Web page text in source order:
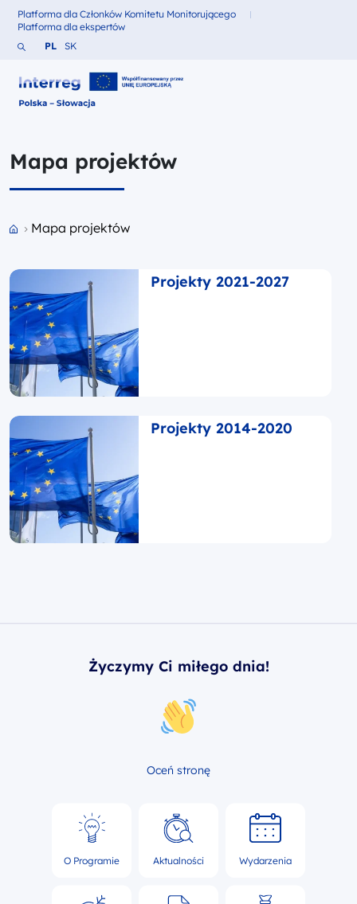
Fundusze dla
Platforma dla Członków Komitetu Monitorującego
Fundusze dla
Platforma dla ekspertów
Szukaj w serwisie
Zmień język na Polski
PL Zmień język na Słowacki
SK
Mapa projektów
Przejdź do strony głównej portalu
Mapa projektów
Projekty 2021-2027
Projekty 2014-2020
Życzymy Ci miłego dnia!
Oceń stronę
O Programie Aktualności Wydarzenia